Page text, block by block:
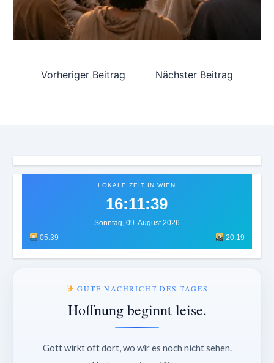
Vorheriger Beitrag Nächster Beitrag
LOKALE ZEIT IN WIEN
16:11:42
Sonntag, 09. August 2026
05:39
20:19
GUTE NACHRICHT DES TAGES
Hoffnung beginnt leise.
Gott wirkt oft dort, wo wir es noch nicht sehen.